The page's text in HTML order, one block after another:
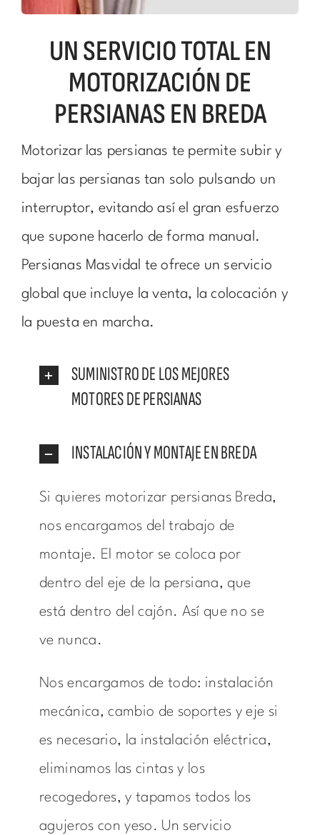
UN SERVICIO TOTAL EN
MOTORIZACIÓN DE
PERSIANAS EN BREDA
Motorizar las persianas te permite subir y
bajar las persianas tan solo pulsando un
interruptor, evitando así el gran esfuerzo
que supone hacerlo de forma manual.
Persianas Masvidal te ofrece un servicio
global que incluye la venta, la colocación y
la puesta en marcha.
SUMINISTRO DE LOS MEJORES
MOTORES DE PERSIANAS
INSTALACIÓN Y MONTAJE EN BREDA
Si quieres motorizar persianas Breda,
nos encargamos del trabajo de
montaje. El motor se coloca por
dentro del eje de la persiana, que
está dentro del cajón. Así que no se
ve nunca.
Nos encargamos de todo: instalación
mecánica, cambio de soportes y eje si
es necesario, la instalación eléctrica,
eliminamos las cintas y los
recogedores, y tapamos todos los
agujeros con yeso. Un servicio